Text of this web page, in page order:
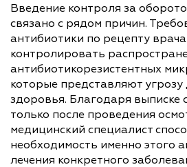
Введение контроля за
связано с рядом причин.
антибиотики по рецепту
контролировать
антибиотикорезистентных
которые представляют
здоровья. Благодаря
только после проведения
медицинский специалист
необходимость именно этого
лечения конкретного